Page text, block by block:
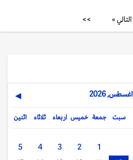
التالي » >>
اغسطس, 2026 ▶
اثنين ثلاثاء اربعاء خميس جمعة سبت
1
2
3
4
5